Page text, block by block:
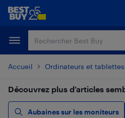
Passer
principal
Passer
Accueil Ordinateurs et tablettes
Découvrez plus d’articles
Aubaines sur les moniteurs